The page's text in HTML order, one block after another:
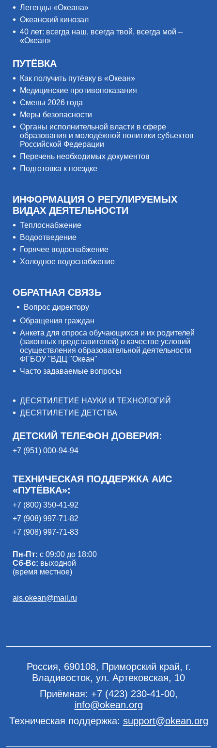
Легенды «Океана»
Океанский кинозал
40 лет: всегда наш, всегда твой, всегда мой –
«Океан»
ПУТЁВКА
Как получить путёвку в «Океан»
Медицинские противопоказания
Смены 2026 года
Меры безопасности
Органы исполнительной власти в сфере
образования и молодёжной политики субъектов
Российской Федерации
Перечень необходимых документов
Подготовка к поездке
ИНФОРМАЦИЯ О РЕГУЛИРУЕМЫХ
ВИДАХ ДЕЯТЕЛЬНОСТИ
Теплоснабжение
Водоотведение
Горячее водоснабжение
Холодное водоснабжение
ОБРАТНАЯ СВЯЗЬ
Вопрос директору
Обращения граждан
Анкета для опроса обучающихся и их родителей
(законных представителей) о качестве условий
осуществления образовательной деятельности
ФГБОУ "ВДЦ "Океан"
Часто задаваемые вопросы
ДЕСЯТИЛЕТИЕ НАУКИ И ТЕХНОЛОГИЙ
ДЕСЯТИЛЕТИЕ ДЕТСТВА
ДЕТСКИЙ ТЕЛЕФОН ДОВЕРИЯ:
+7 (951) 000-94-94
ТЕХНИЧЕСКАЯ ПОДДЕРЖКА АИС
«ПУТЁВКА»:
+7 (800) 350-41-92
+7 (908) 997-71-82
+7 (908) 997-71-83
Пн-Пт: с 09:00 до 18:00
Сб-Вс: выходной
(время местное)
ais.okean@mail.ru
Россия, 690108, Приморский край, г.
Владивосток, ул. Артековская, 10
Приёмная: +7 (423) 230-41-00,
info@okean.org
Техническая поддержка: support@okean.org